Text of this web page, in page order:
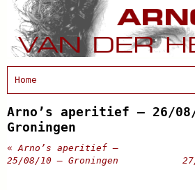
Home
Afscheidsbijeenkomst
Condoleance
Actueel
Cabaret
Clips
Arno’s aperitief – 26/
Groningen
« Arno’s aperitief –
25/08/10 – Groningen